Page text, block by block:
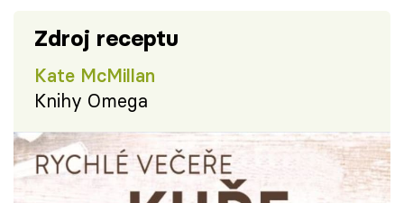
Zdroj receptu
Kate McMillan
Knihy Omega